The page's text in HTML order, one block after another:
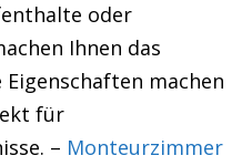
oder
Ihnen das
Eigenschaften machen
für
– Monteurzimmer